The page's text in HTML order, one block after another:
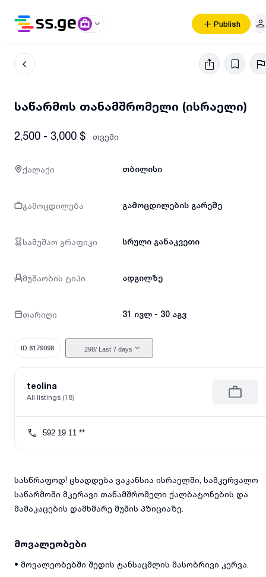
Publish
საწარმოს თანამშრომელი (ისრაელი)
2,500 - 3,000 $ თვეში
ქალაქი თბილისი
გამოცდილება გამოცდილების გარეშე
სამუშაო გრაფიკი სრული განაკვეთი
მუშაობის ტიპი ადგილზე
თარიღი 31 ივლ - 30 აგვ
ID 8179098 298/ Last 7 days
teolina
All listings (18)
592 19 11 **
სასწრაფოდ! ცხადდება ვაკანსია ისრაელში, სამკერვალო
საწარმოში მკერავი თანამშრომელი ქალბატონების და
მამაკაცების დამხმარე მუშის პზიციაზე.
მოვალეობები
• მოვალეობებში შედის ტანსაცმლის მასობრივი კერვა.